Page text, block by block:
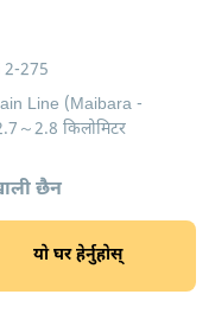
2-275
Line (Maibara -
～2.8 किलोमिटर
छैन
यो घर हेर्नुहोस्